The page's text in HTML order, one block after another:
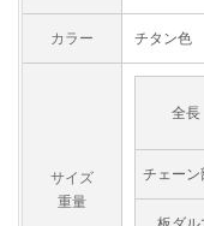
カラー チタン色
サイズ
重量
全長
チェーン